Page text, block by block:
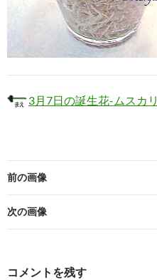
3月7日の誕生花-ムスカリ
前の画像
次の画像
コメントを残す